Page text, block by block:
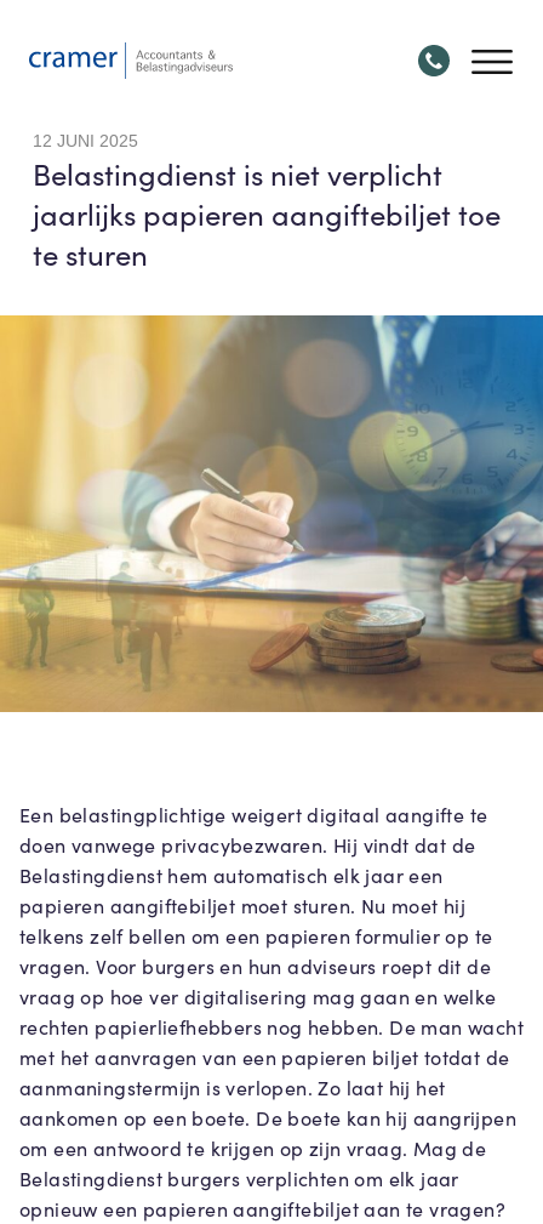
12 JUNI 2025
Belastingdienst is niet verplicht
jaarlijks papieren aangiftebiljet toe
te sturen
Een belastingplichtige weigert digitaal aangifte te
doen vanwege privacybezwaren. Hij vindt dat de
Belastingdienst hem automatisch elk jaar een
papieren aangiftebiljet moet sturen. Nu moet hij
telkens zelf bellen om een papieren formulier op te
vragen. Voor burgers en hun adviseurs roept dit de
vraag op hoe ver digitalisering mag gaan en welke
rechten papierliefhebbers nog hebben. De man wacht
met het aanvragen van een papieren biljet totdat de
aanmaningstermijn is verlopen. Zo laat hij het
aankomen op een boete. De boete kan hij aangrijpen
om een antwoord te krijgen op zijn vraag. Mag de
Belastingdienst burgers verplichten om elk jaar
opnieuw een papieren aangiftebiljet aan te vragen?